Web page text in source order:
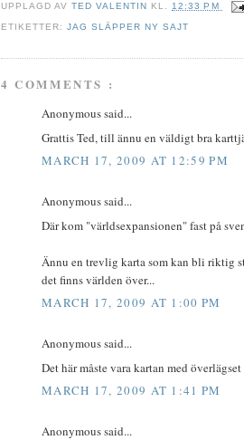
UPPLAGD AVTED VALENTIN KL.12:33 PM
ETIKETTER:JAG SLÄPPER NY SAJT
4 COMMENTS :
Anonymous said...
Grattis Ted, till ännu en väldigt bra
MARCH 17, 2009 AT 12:59 PM
Anonymous said...
Där kom "världsexpansionen" fast på
Ännu en trevlig karta som kan bli riktig
det finns världen över...
MARCH 17, 2009 AT 1:00 PM
Anonymous said...
Det här måste vara kartan med
MARCH 17, 2009 AT 1:41 PM
Anonymous said...